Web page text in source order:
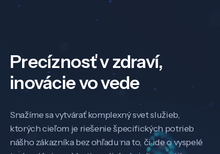
Precíznosť v zdraví,
inovácie vo vede
Snažíme sa vytvárať komplexný svet služieb,
ktorých cieľom je riešenie špecifických potrieb
nášho zákazníka bez ohľadu na to, či ide o vyspelé